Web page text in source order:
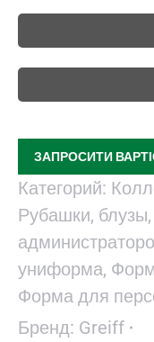
ЗАПРОСИТИ
Категорий:
Рубашки, блузы,
униформа,
Форма для
Бренд: Greiff